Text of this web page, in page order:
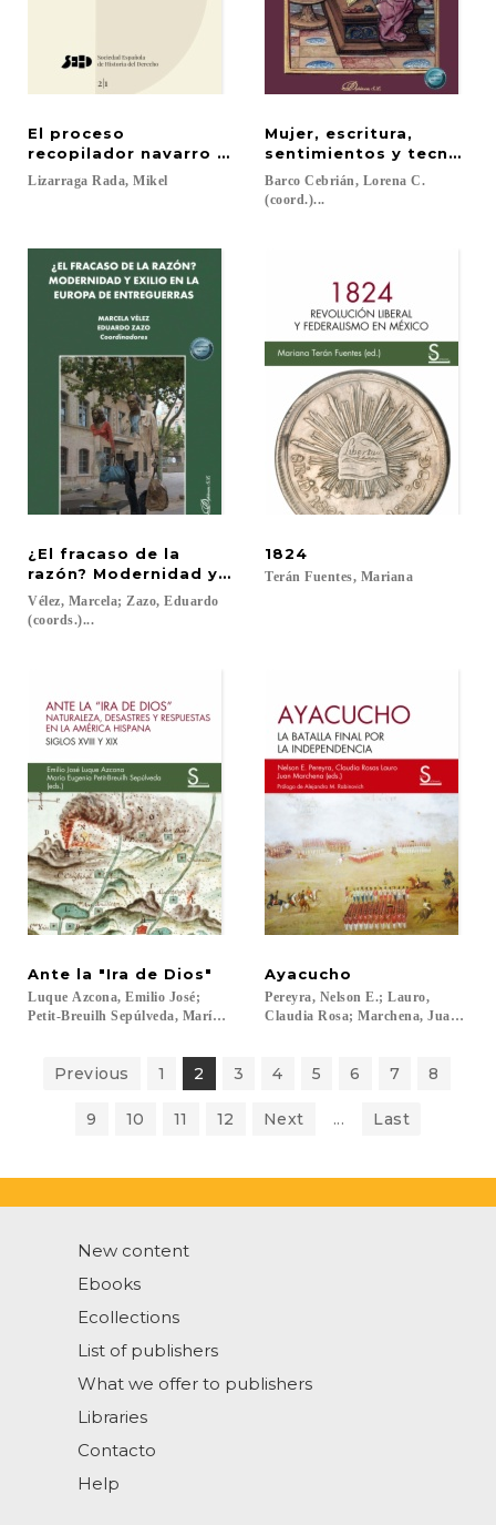
El proceso
recopilador navarro y las Ordenanzas del Consejo
Lizarraga Rada, Mikel
Mujer, escritura,
sentimientos y
Barco Cebrián, Lorena C.
(coord.)...
¿El fracaso de la
razón? Modernidad y exilio en la Europa de
Vélez, Marcela; Zazo, Eduardo
(coords.)...
1824
Terán Fuentes, Mariana
Ante la "Ira de Dios"
Luque Azcona, Emilio José;
Petit-Breuilh Sepúlveda, María Eugenia...
Ayacucho
Pereyra, Nelson E.; Lauro,
Claudia Rosa; Marchena, Juan;
Previous 1 2 3 4 5 6 7 8
9 10 11 12 Next ... Last
New content
Ebooks
Ecollections
List of publishers
What we offer to publishers
Libraries
Contacto
Help